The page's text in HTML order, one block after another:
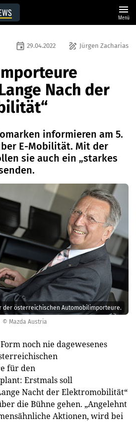
menu
Menü
© Mazda Austria
der österreichischen Automobilimporteure.
draw Jürgen Zacharias
event 29.04.2022
Nach der
informieren am 5.
E-Mobilität. Mit der
sie auch ein „starkes
noch nie dagewesenes
für den
Erstmals soll
Nacht der Elektromobilität“
die Bühne gehen. „Angelehnt
Aktionen, wird bei